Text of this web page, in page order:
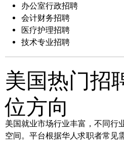
办公室行政招聘
会计财务招聘
医疗护理招聘
技术专业招聘
美国热门招
位方向
美国就业市场行业丰富，不同行
空间。平台根据华人求职者常见